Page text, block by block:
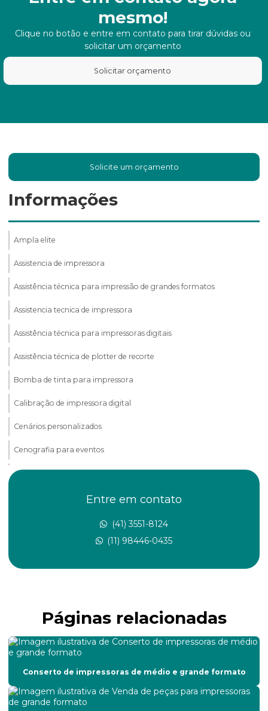
mesmo!
Clique no botão e entre em contato para tirar dúvidas ou
solicitar um orçamento
Solicitar orçamento
Solicite um orçamento
Informações
Ampla elite
Assistencia de impressora
Assistência técnica para impressão de grandes formatos
Assistencia tecnica de impressora
Assistência técnica para impressoras digitais
Assistência técnica de plotter de recorte
Bomba de tinta para impressora
Calibração de impressora digital
Cenários personalizados
Cenografia para eventos
Cenografia para exposições
Cenografia para feiras
Conserto de impressora
Conserto de impressora de grande formato
Conserto de impressoras de médio e grande formato
Conserto e manutenção de impressora
Conserto de placa de controle de impressora
Conserto de plotter de impressão
Entre em contato
(41) 3551-8124
(11) 98446-0435
Páginas relacionadas
Conserto de impressoras de médio e grande formato